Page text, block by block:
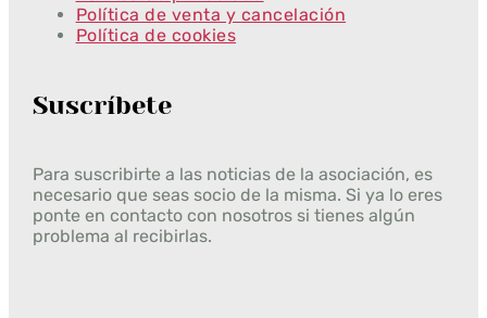
Política de venta y cancelación
Política de cookies
Suscríbete
Para suscribirte a las noticias de la asociación, es
necesario que seas socio de la misma. Si ya lo eres
ponte en contacto con nosotros si tienes algún
problema al recibirlas.